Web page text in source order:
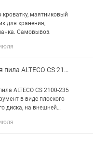
маятниковый
для хранения,
Самовывоз.
Циркулярная пила ALTECO CS 2100-235
ALTECO CS 2100-235
в виде плоского
диска, на внешней
круглопильных,